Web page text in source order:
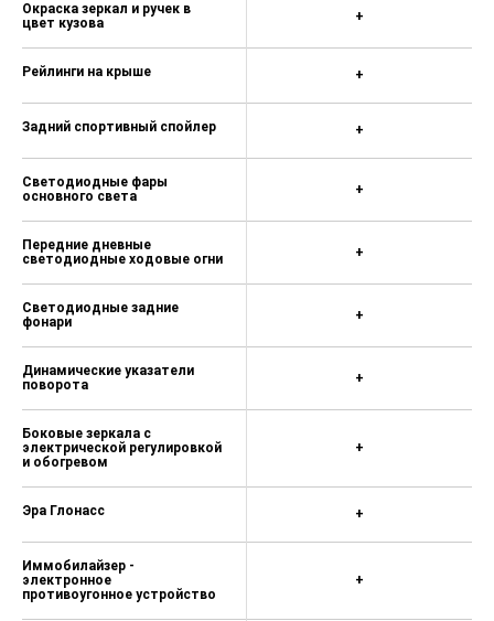
козырьке водителя и пассажира
Передние и задние
электростеклоподъемники с
Передний центральный
хранения
Центральный подлокотник для 2-
го ряда сидений
Ручки для пассажиров с
Очечник
Радио
дисплей 12.3”
CarPlay
Окраска зеркал и ручек в
цвет кузова
Рейлинги на крыше
Задний спортивный спойлер
Светодиодные фары
основного света
Передние дневные
светодиодные ходовые огни
Светодиодные задние
фонари
Динамические указатели
поворота
Боковые зеркала с
электрической регулировкой
и обогревом
Эра Глонасс
Иммобилайзер -
электронное
противоугонное устройство
+
+
+
+
+
+
+
+
+
+